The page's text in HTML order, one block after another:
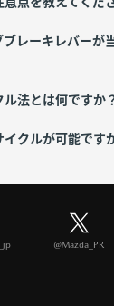
レーキレバーが
法とは何ですか
クルが可能です
@Mazda_PR